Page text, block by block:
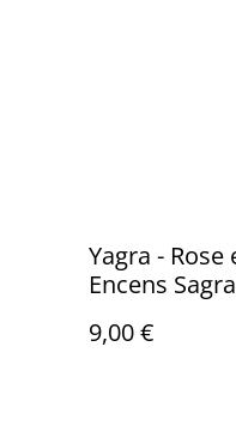
Yagra - Rose
Encens
9,00 €